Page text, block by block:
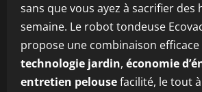
sans que vous ayez à sacrifier des
semaine. Le robot tondeuse
propose une combinaison
technologie jardin, économie
entretien pelousefacilité, le tout